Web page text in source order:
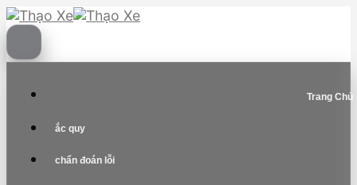
Skip
to
content
Trang Chủ
ắc quy
chẩn đoán lỗi